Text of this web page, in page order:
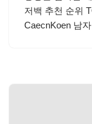
저백 추천 순위
CaecnKoen 남